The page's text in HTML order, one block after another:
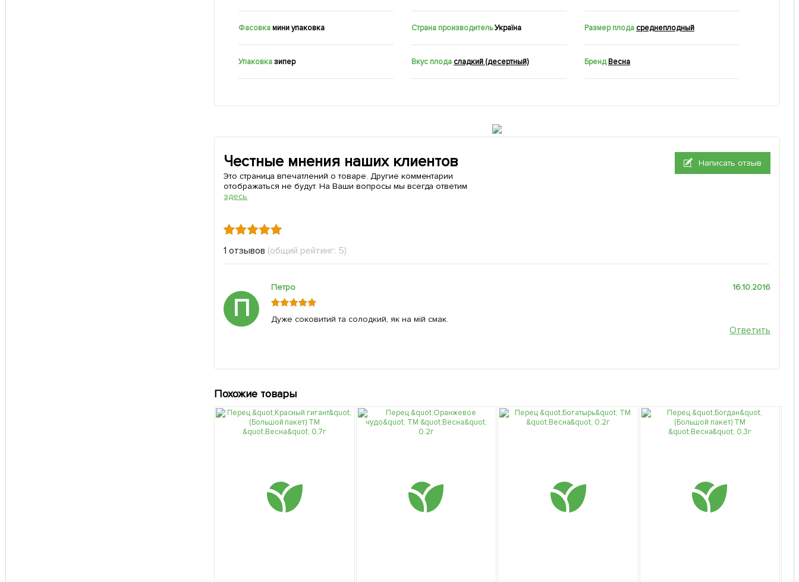
Фасовкамини упаковка Страна производительУкраїна Размер плода среднеплодный
Упаковказипер Вкус плода сладкий (десертный) БрендВесна
Честные мнения наших клиентов
Написать отзыв
Это страница впечатлений о товаре. Другие комментарии
отображаться не будут. На Ваши вопросы мы всегда ответим
здесь
1 отзывов (общий рейтинг: 5)
П
Петро 16.10.2016
Дуже соковитий та солодкий, як на мій смак.
Ответить
Похожие товары